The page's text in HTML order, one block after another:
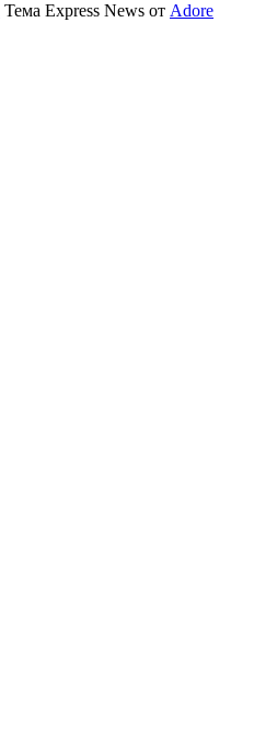
Тема Express News от Adore